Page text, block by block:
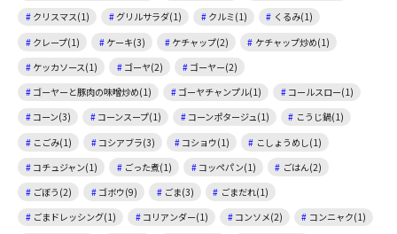
クリスマス(1)
グリルサラダ(1) クルミ(1)
くるみ(1)
クレープ(1)
ケーキ(3) ケチャップ(2)
ケチャップ炒め(1)
ケッカソース(1)
ゴーヤ(2)
ゴーヤー(2)
ゴーヤーと豚肉の味噌炒め(1)
ゴーヤチャンプル(1)
コールスロー(1)
コーン(3)
コーンスープ(1) コーンポタージュ(1)
こうじ鍋(1)
こごみ(1)
コシアブラ(3) コショウ(1)
こしょうめし(1)
コチュジャン(1)
ごった煮(1) コッペパン(1)
ごはん(2)
ごぼう(2)
ゴボウ(9) ごま(3)
ごまだれ(1)
ごまドレッシング(1)
コリアンダー(1) コンソメ(2)
コンニャク(1)